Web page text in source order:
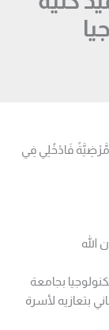
مَّرْضِيَّةً فَادْخُلِي فِي
الله
بجامعة
بتعازيه لأسرة